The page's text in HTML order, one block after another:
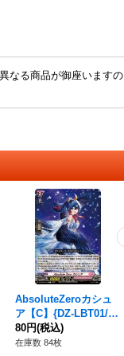
なる商品が御座いますの
AbsoluteZeroカシュ
ア【C】{DZ-LBT01/07
3}《リリカルモナステ
リオ》
80円(税込)
在庫数 84枚